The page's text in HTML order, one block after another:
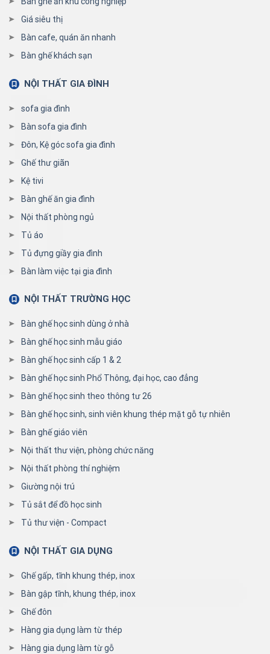
Giá siêu thị
Bàn cafe, quán ăn nhanh
Bàn ghế khách sạn
NỘI THẤT GIA ĐÌNH
sofa gia đình
Bàn sofa gia đình
Đôn, Kệ góc sofa gia đình
Ghế thư giãn
Kệ tivi
Bàn ghế ăn gia đình
Nội thất phòng ngủ
Tủ áo
Tủ đựng giầy gia đình
Bàn làm việc tại gia đình
NỘI THẤT TRƯỜNG HỌC
Bàn ghế học sinh dùng ở nhà
Bàn ghế học sinh mẫu giáo
Bàn ghế học sinh cấp 1 & 2
Bàn ghế học sinh Phổ Thông, đại học, cao đẳng
Bàn ghế học sinh theo thông tư 26
Bàn ghế học sinh, sinh viên khung thép mặt gỗ tự nhiên
Bàn ghế giáo viên
Nội thất thư viện, phòng chức năng
Nội thất phòng thí nghiệm
Giường nội trú
Tủ sắt để đồ học sinh
Tủ thư viện - Compact
NỘI THẤT GIA DỤNG
Ghế gấp, tĩnh khung thép, inox
Bàn gập tĩnh, khung thép, inox
Ghế đôn
Hàng gia dụng làm từ thép
Hàng gia dụng làm từ gỗ